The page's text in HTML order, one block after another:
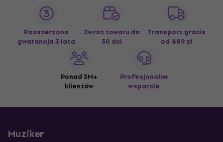
Rozszerzona
gwarancja 3 lata
Zwrot towaru do
30 dni
Transport gratis
od 489 zł
Ponad 3M+
klientów
Profesjonalne
wsparcie
Muziker